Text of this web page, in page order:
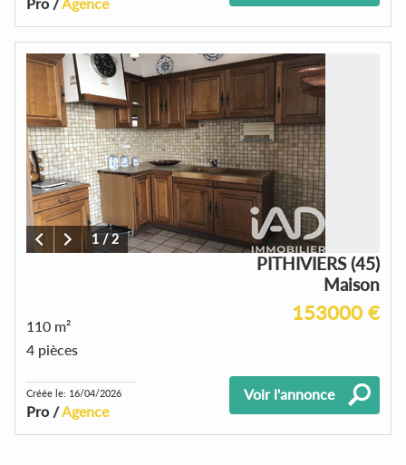
1/2
PITHIVIERS (45)
Maison
153000 €
110 m²
4 pièces
Créée le: 16/04/2026
Pro /Agence
Voir l'annonce